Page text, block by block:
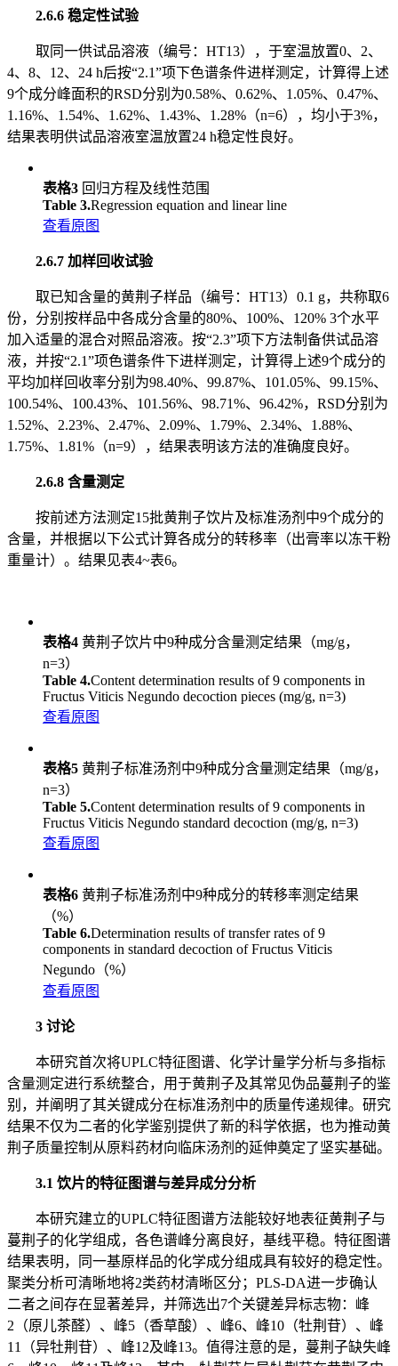
2.6.6 稳定性试验
取同一供试品溶液（编号：HT13），于室温放置0、2、
4、8、12、24 h后按“2.1”项下色谱条件进样测定，计算得上述
9个成分峰面积的RSD分别为0.58%、0.62%、1.05%、0.47%、
1.16%、1.54%、1.62%、1.43%、1.28%（n=6），均小于3%，
结果表明供试品溶液室温放置24 h稳定性良好。
表格3 回归方程及线性范围
Table 3.Regression equation and linear line
查看原图
2.6.7 加样回收试验
取已知含量的黄荆子样品（编号：HT13）0.1 g，共称取6
份，分别按样品中各成分含量的80%、100%、120% 3个水平
加入适量的混合对照品溶液。按“2.3”项下方法制备供试品溶
液，并按“2.1”项色谱条件下进样测定，计算得上述9个成分的
平均加样回收率分别为98.40%、99.87%、101.05%、99.15%、
100.54%、100.43%、101.56%、98.71%、96.42%，RSD分别为
1.52%、2.23%、2.47%、2.09%、1.79%、2.34%、1.88%、
1.75%、1.81%（n=9），结果表明该方法的准确度良好。
2.6.8 含量测定
按前述方法测定15批黄荆子饮片及标准汤剂中9个成分的
含量，并根据以下公式计算各成分的转移率（出膏率以冻干粉
重量计）。结果见表4~表6。
表格4 黄荆子饮片中9种成分含量测定结果（mg/g，
n=3）
Table 4.Content determination results of 9 components in
Fructus Viticis Negundo decoction pieces (mg/g, n=3)
查看原图
表格5 黄荆子标准汤剂中9种成分含量测定结果（mg/g，
n=3）
Table 5.Content determination results of 9 components in
Fructus Viticis Negundo standard decoction (mg/g, n=3)
查看原图
表格6 黄荆子标准汤剂中9种成分的转移率测定结果
（%）
Table 6.Determination results of transfer rates of 9
components in standard decoction of Fructus Viticis
Negundo（%）
查看原图
3 讨论
本研究首次将UPLC特征图谱、化学计量学分析与多指标
含量测定进行系统整合，用于黄荆子及其常见伪品蔓荆子的鉴
别，并阐明了其关键成分在标准汤剂中的质量传递规律。研究
结果不仅为二者的化学鉴别提供了新的科学依据，也为推动黄
荆子质量控制从原料药材向临床汤剂的延伸奠定了坚实基础。
3.1 饮片的特征图谱与差异成分分析
本研究建立的UPLC特征图谱方法能较好地表征黄荆子与
蔓荆子的化学组成，各色谱峰分离良好，基线平稳。特征图谱
结果表明，同一基原样品的化学成分组成具有较好的稳定性。
聚类分析可清晰地将2类药材清晰区分；PLS-DA进一步确认
二者之间存在显著差异，并筛选出7个关键差异标志物：峰
2（原儿茶醛）、峰5（香草酸）、峰6、峰10（牡荆苷）、峰
11（异牡荆苷）、峰12及峰13。值得注意的是，蔓荆子缺失峰